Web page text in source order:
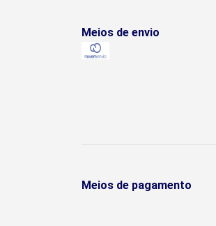
Meios de envio
Meios de pagamento